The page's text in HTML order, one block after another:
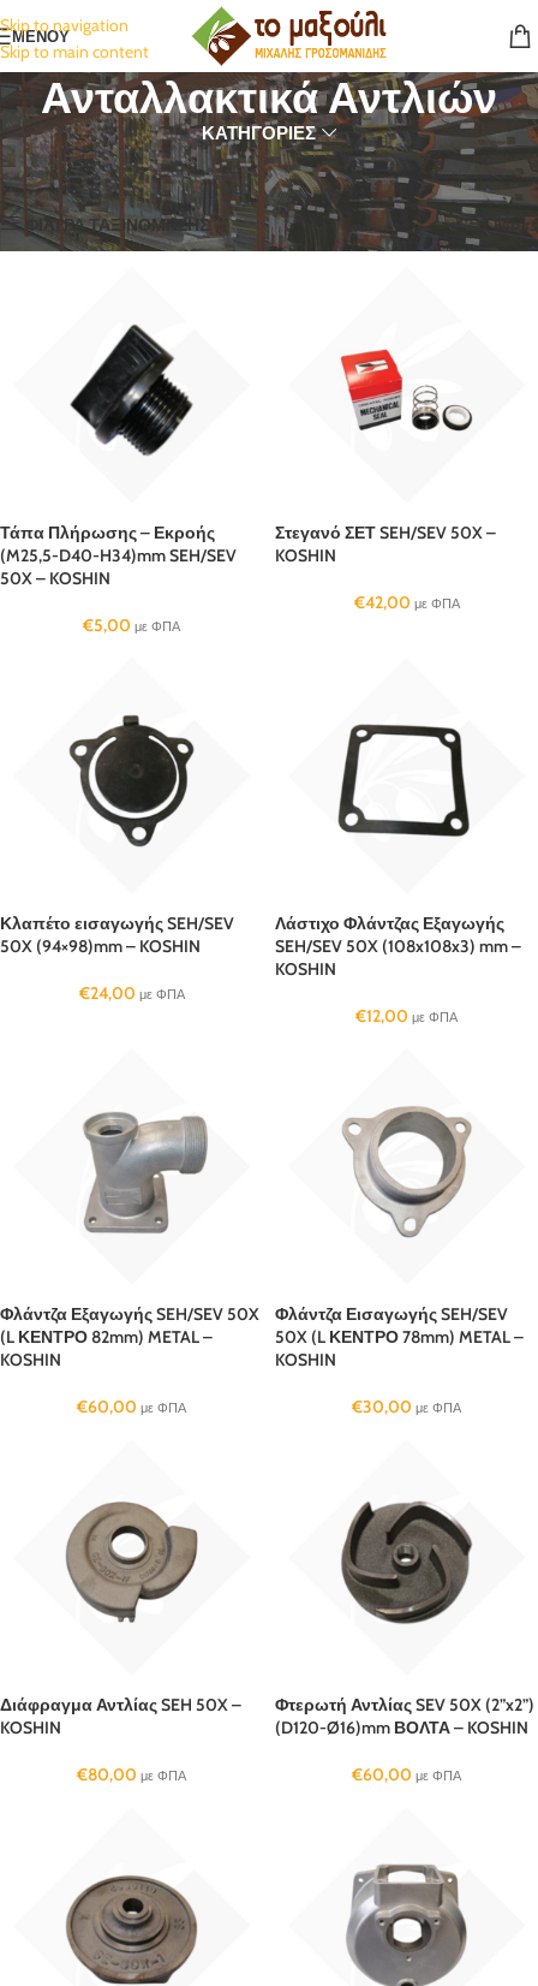
Skip to navigation
Skip to main content
ΜΕΝΟΥ
Ανταλλακτικά Αντλιών
ΚΑΤΗΓΟΡΙΕΣ
Αρχική σελίδα Ανταλλακτικά Ανταλλακτικά Αντλιών
Προβάλλονται όλα - 10 αποτελέσματα
ΦΙΛΤΡΑ ΤΑΞΙΝΟΜΗΣΗΣ
Filters
Τάπα Πλήρωσης – Εκροής
(M25,5-D40-H34)mm SEH/SEV
50X – KOSHIN
€5,00 με ΦΠΑ
Στεγανό ΣΕΤ SEH/SEV 50X –
KOSHIN
€42,00 με ΦΠΑ
Κλαπέτο εισαγωγής SEH/SEV
50X (94×98)mm – KOSHIN
€24,00 με ΦΠΑ
Λάστιχο Φλάντζας Εξαγωγής
SEH/SEV 50X (108x108x3) mm –
KOSHIN
€12,00 με ΦΠΑ
Φλάντζα Εξαγωγής SEH/SEV 50X
(L ΚΕΝΤΡΟ 82mm) METAL –
KOSHIN
€60,00 με ΦΠΑ
Φλάντζα Εισαγωγής SEH/SEV
50X (L ΚΕΝΤΡΟ 78mm) METAL –
KOSHIN
€30,00 με ΦΠΑ
Διάφραγμα Αντλίας SEH 50X –
KOSHIN
€80,00 με ΦΠΑ
Φτερωτή Αντλίας SEV 50X (2”x2”)
(D120-Ø16)mm ΒΟΛΤΑ – KOSHIN
€60,00 με ΦΠΑ